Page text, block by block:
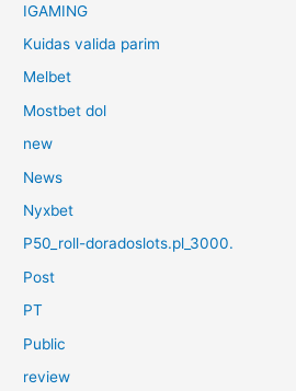
IGAMING
Kuidas valida parim
Melbet
Mostbet dol
new
News
Nyxbet
P50_roll-doradoslots.pl_3000.
Post
PT
Public
review